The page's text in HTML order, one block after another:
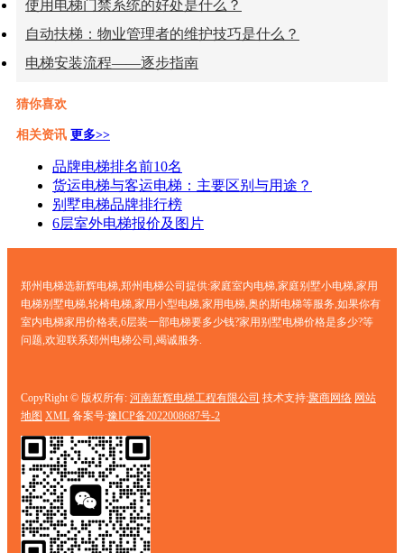
使用电梯门禁系统的好处是什么？
自动扶梯：物业管理者的维护技巧是什么？
电梯安装流程——逐步指南
猜你喜欢
相关资讯 更多>>
品牌电梯排名前10名
货运电梯与客运电梯：主要区别与用途？
别墅电梯品牌排行榜
6层室外电梯报价及图片
郑州电梯选新辉电梯,郑州电梯公司提供:家庭室内电梯,家庭别墅小电梯,家用
电梯别墅电梯,轮椅电梯,家用小型电梯,家用电梯,奥的斯电梯等服务,如果你有
室内电梯家用价格表,6层装一部电梯要多少钱?家用别墅电梯价格是多少?等
问题,欢迎联系郑州电梯公司,竭诚服务.
CopyRight © 版权所有: 河南新辉电梯工程有限公司 技术支持:聚商网络 网站
地图 XML 备案号:豫ICP备2022008687号-2